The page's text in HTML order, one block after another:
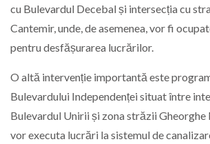
cu Bulevardul Decebal și intersecția cu
Cantemir, unde, de asemenea, vor fi
pentru desfășurarea lucrărilor.
O altă intervenție importantă este
Bulevardului Independenței situat între
Bulevardul Unirii și zona străzii Gheorghe
vor executa lucrări la sistemul de